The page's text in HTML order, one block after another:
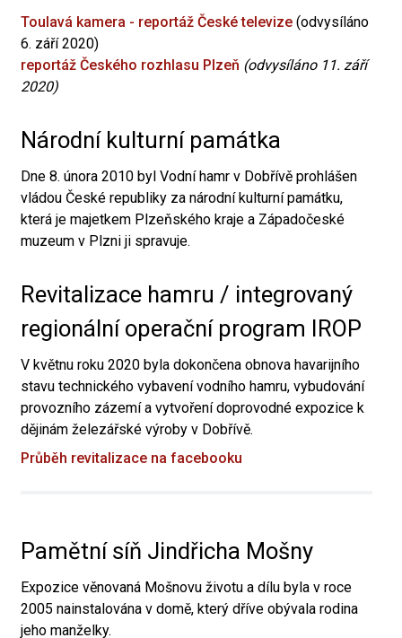
Toulavá kamera - reportáž České televize (odvysíláno
6. září 2020)
reportáž Českého rozhlasu Plzeň (odvysíláno 11. září
2020)
Národní kulturní památka
Dne 8. února 2010 byl Vodní hamr v Dobřívě prohlášen
vládou České republiky za národní kulturní památku,
která je majetkem Plzeňského kraje a Západočeské
muzeum v Plzni ji spravuje.
Revitalizace hamru / integrovaný
regionální operační program IROP
V květnu roku 2020 byla dokončena obnova havarijního
stavu technického vybavení vodního hamru, vybudování
provozního zázemí a vytvoření doprovodné expozice k
dějinám železářské výroby v Dobřívě.
Průběh revitalizace na facebooku
Pamětní síň Jindřicha Mošny
Expozice věnovaná Mošnovu životu a dílu byla v roce
2005 nainstalována v domě, který dříve obývala rodina
jeho manželky.